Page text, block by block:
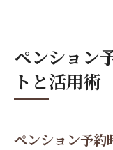
ペンション
トと活用術
ペンション予約